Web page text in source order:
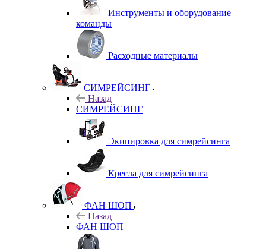
Инструменты и оборудование
команды
Расходные материалы
СИМРЕЙСИНГ
Назад
СИМРЕЙСИНГ
Экипировка для симрейсинга
Кресла для симрейсинга
ФАН ШОП
Назад
ФАН ШОП